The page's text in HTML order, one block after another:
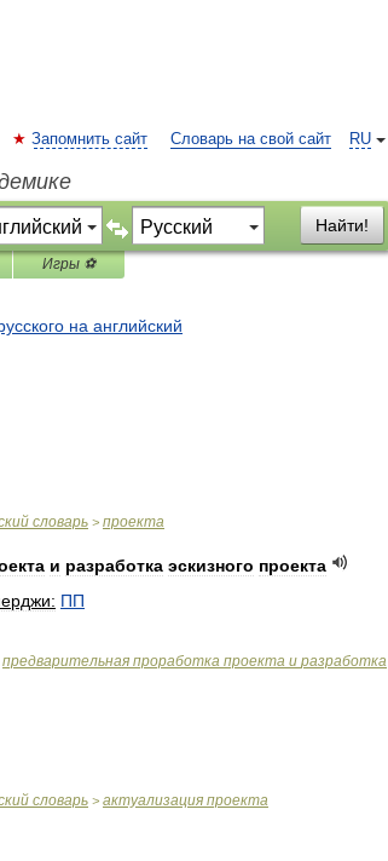
RU
Запомнить сайт Словарь на свой сайт
Найти!
Игры ⚽
на английский
словарь > проекта
и разработка эскизного проекта
ПП
предварительная проработка проекта и разработка
словарь > актуализация проекта